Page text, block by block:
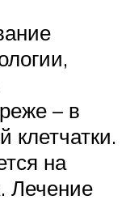
– в
клетчатки.
на
Лечение